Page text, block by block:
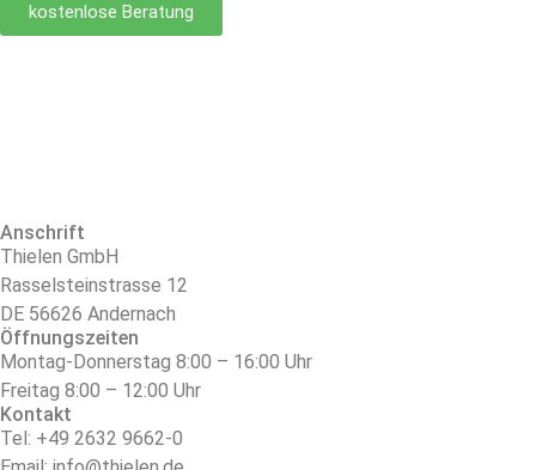
kostenlose Beratung
Anschrift
Thielen GmbH
Rasselsteinstrasse 12
DE 56626 Andernach
Öffnungszeiten
Montag-Donnerstag 8:00 – 16:00 Uhr
Freitag 8:00 – 12:00 Uhr
Kontakt
Tel: +49 2632 9662-0